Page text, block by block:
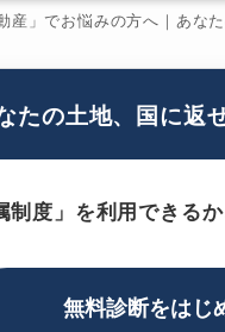
産」でお悩みの方へ｜あな
たの土地、国に返
制度」を利用できる
無料診断をはじ